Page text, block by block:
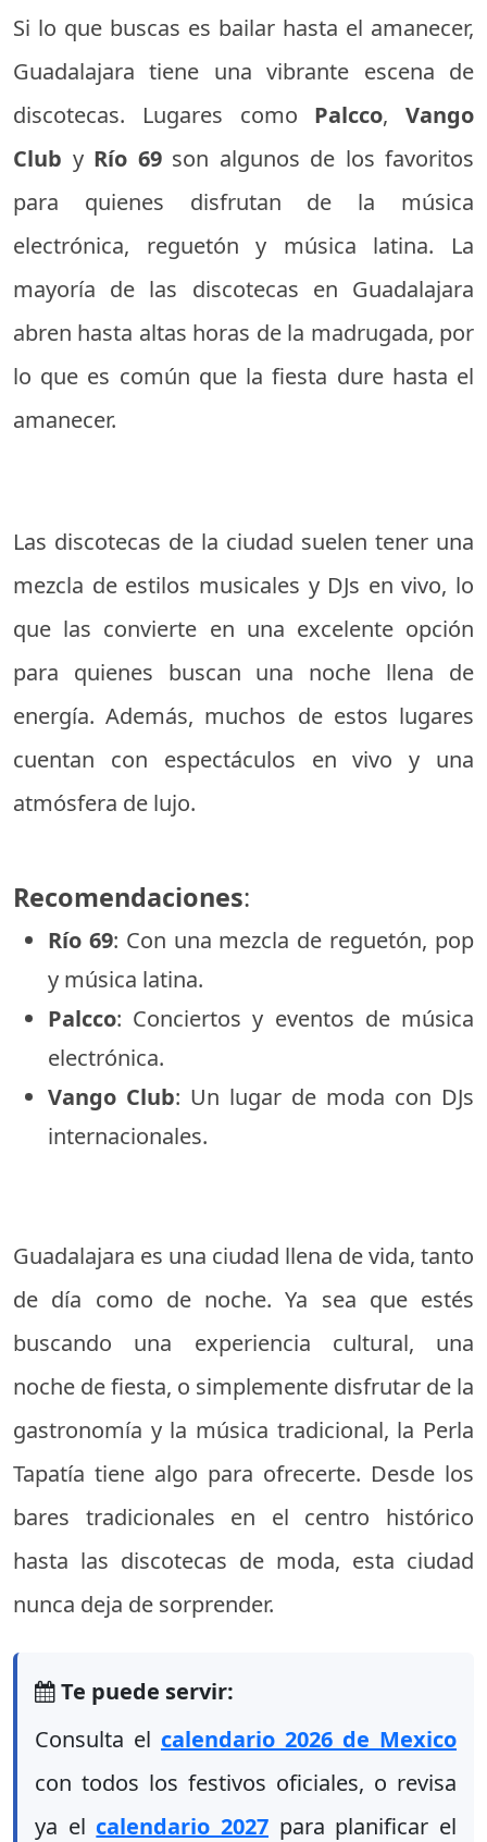
Si lo que buscas es bailar hasta el amanecer,
Guadalajara tiene una vibrante escena de
discotecas. Lugares como Palcco, Vango
Club y Río 69son algunos de los favoritos
para quienes disfrutan de la música
electrónica, reguetón y música latina. La
mayoría de las discotecas en Guadalajara
abren hasta altas horas de la madrugada, por
lo que es común que la fiesta dure hasta el
amanecer.
Las discotecas de la ciudad suelen tener una
mezcla de estilos musicales y DJs en vivo, lo
que las convierte en una excelente opción
para quienes buscan una noche llena de
energía. Además, muchos de estos lugares
cuentan con espectáculos en vivo y una
atmósfera de lujo.
Recomendaciones:
Río 69: Con una mezcla de reguetón, pop
y música latina.
Palcco: Conciertos y eventos de música
electrónica.
Vango Club: Un lugar de moda con DJs
internacionales.
Guadalajara es una ciudad llena de vida, tanto
de día como de noche. Ya sea que estés
buscando una experiencia cultural, una
noche de fiesta, o simplemente disfrutar de la
gastronomía y la música tradicional, la Perla
Tapatía tiene algo para ofrecerte. Desde los
bares tradicionales en el centro histórico
hasta las discotecas de moda, esta ciudad
nunca deja de sorprender.
Te puede servir:
Consulta el calendario 2026 de Mexico
con todos los festivos oficiales, o revisa
ya el calendario 2027 para planificar el